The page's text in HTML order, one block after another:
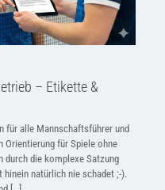
– Etikette &
für alle Mannschaftsführer und
Orientierung für Spiele ohne
durch die komplexe Satzung
natürlich nie schadet ;-).